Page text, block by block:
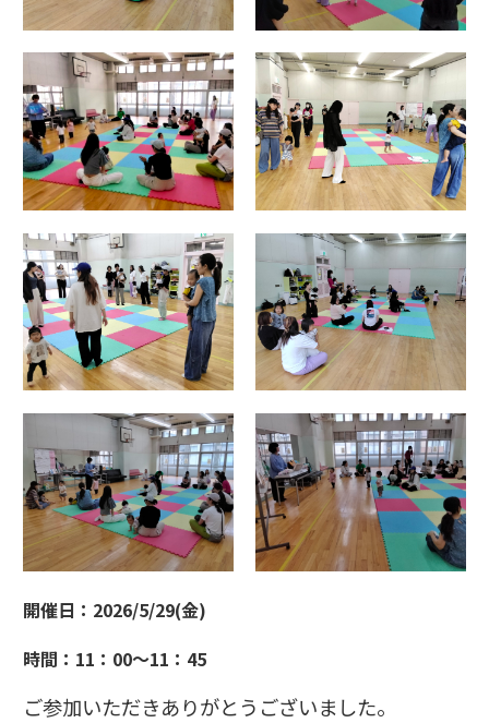
開催日：2026/5/29(金)
時間：11：00～11：45
ご参加いただきありがとうございました。